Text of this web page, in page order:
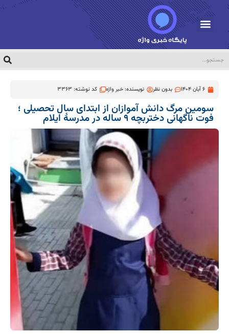
6 آبان 1404 بدون نظر نویسنده:خبر واژه کد نوشته: 3363
سومین مرگ دانش آموازان از ابتدای سال تحصیلی ؛
فوت ناگهانی دختربچه ۹ ساله در مدرسۀ ایلام